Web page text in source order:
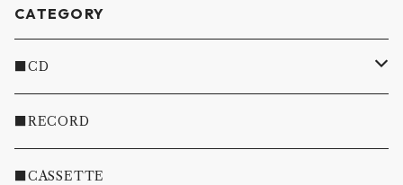
CATEGORY
■CD
・INDIE
・EMO/PUNK/POST HC
■RECORD
■CASSETTE